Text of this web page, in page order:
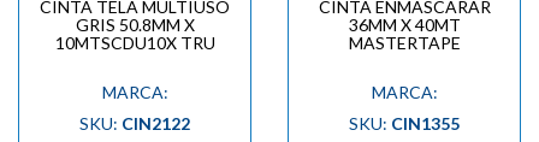
CINTA TELA MULTIUSO
GRIS 50.8MM X
10MTSCDU10X TRU
MARCA:
SKU: CIN2122
CINTA ENMASCARAR
36MM X 40MT
MASTERTAPE
MARCA:
SKU: CIN1355